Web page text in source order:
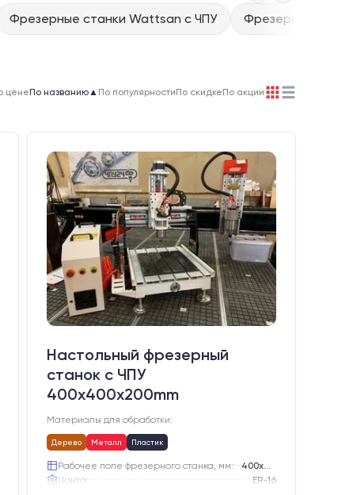
Фрезерные станки Wattsan с ЧПУ Фрезерные
ценеПо названию▲ По популярностиПо скидкеПо акции
Настольный фрезерный
станок с ЧПУ
400x400x200mm
Материалы для обработки:
Дерево Металл Пластик
Рабочее поле фрезерного станка, мм:
Цанга:
ER-16